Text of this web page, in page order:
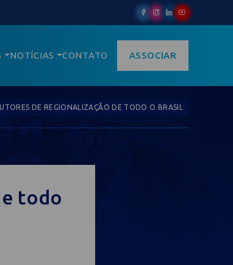
NOTÍCIAS CONTATO ASSOCIAR
DE REGIONALIZAÇÃO DE TODO O BRASIL
todo